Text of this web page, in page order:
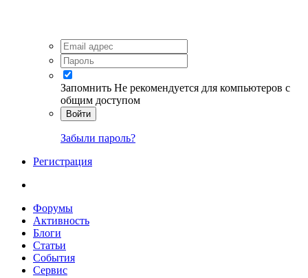
Запомнить Не рекомендуется для компьютеров с
общим доступом
Войти
Забыли пароль?
Регистрация
Форумы
Активность
Блоги
Статьи
События
Сервис